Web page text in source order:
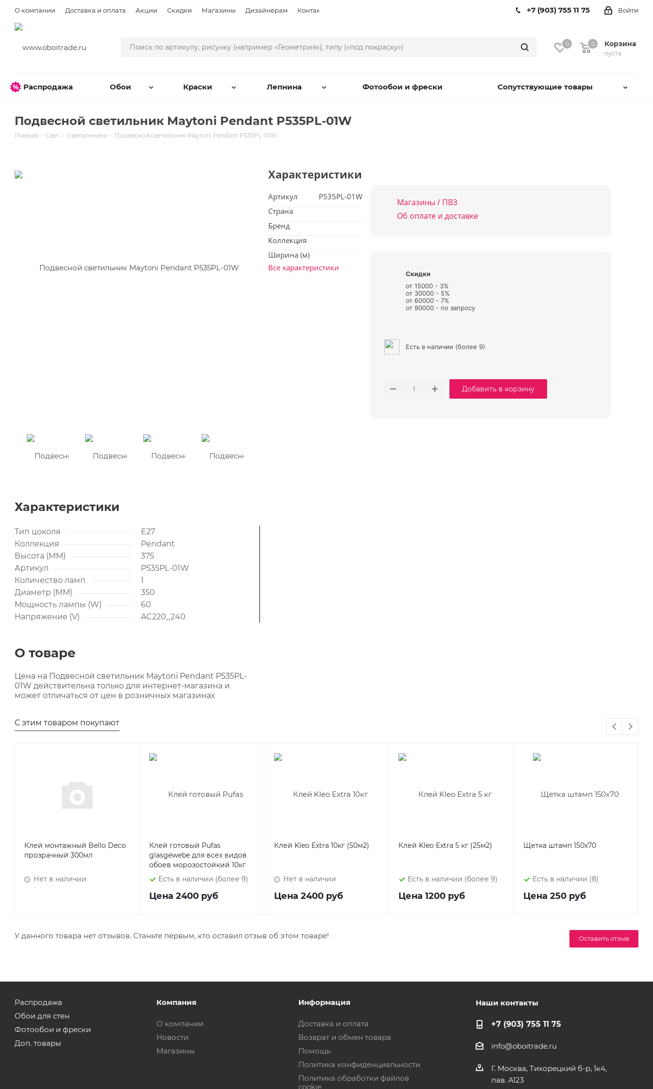
О компании Доставка и оплата Акции Скидки Магазины Дизайнерам Контакты Войти
+7 (903) 755 11 75
0 Корзина
пуста
0
Распродажа Обои Краски Лепнина Фотообои и фрески Сопутствующие товары
Подвесной светильник Maytoni Pendant P535PL-01W
Главная - Свет - Светильники - Подвесной светильник Maytoni Pendant P535PL-01W
Характеристики
Артикул
Страна
Бренд
Коллекция
Ширина (м)
P535PL-01W
Все характеристики
Магазины / ПВЗ
Об оплате и доставке
Скидки
от 15000 - 3%
от 30000 - 5%
от 60000 - 7%
от 90000 - по запросу
Есть в наличии (более 9)
Добавить в корзину
Характеристики
Тип цоколя
E27
Коллекция
Pendant
Высота (MM)
375
Артикул
P535PL-01W
Количество ламп
1
Диаметр (ММ)
350
Мощность лампы (W)
60
Напряжение (V)
AC220_240
О товаре
Цена на Подвесной светильник Maytoni Pendant P535PL-
01W действительна только для интернет-магазина и
может отличаться от цен в розничных магазинах
С этим товаром покупают
Клей монтажный Bello Deco
прозрачный 300мл
Нет в наличии
Клей готовый Pufas
glasgewebe для всех видов
обоев морозостойкий 10кг
Есть в наличии (более 9)
Цена 2400 руб
Клей Kleo Extra 10кг (50м2)
Нет в наличии
Цена 2400 руб
Клей Kleo Extra 5 кг (25м2)
Есть в наличии (более 9)
Цена1200 руб
Щетка штамп 150х70
Есть в наличии (8)
Цена250 руб
Оставить отзыв
У данного товара нет отзывов. Станьте первым, кто оставил отзыв об этом товаре!
Распродажа
Обои для стен
Фотообои и фрески
Доп. товары
Компания
О компании
Новости
Магазины
Информация
Доставка и оплата
Возврат и обмен товара
Помощь
Политика конфиденциальности
Политика обработки файлов
cookie
Наши контакты
+7 (903) 755 11 75
info@oboitrade.ru
Г. Москва, Тихорецкий б-р, 1к4,
пав. А123